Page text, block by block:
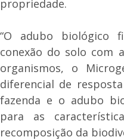
propriedade.
“O adubo biológico
conexão do solo com
organismos, o
diferencial de
fazenda e o adubo
para as
recomposição da